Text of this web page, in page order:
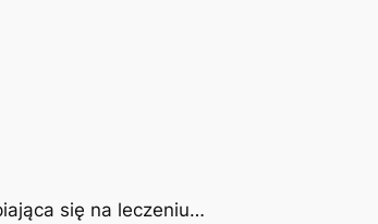
się na leczeniu…